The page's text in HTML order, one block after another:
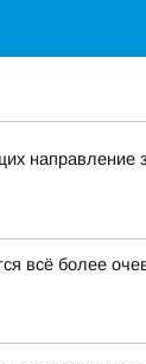
направление
всё более